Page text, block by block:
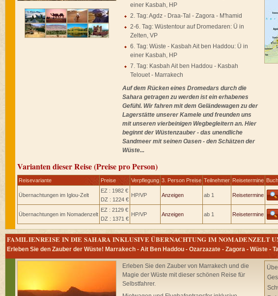
einer Kasbah, HP
2. Tag: Agdz - Draa-Tal - Zagora - M'hamid
2-6. Tag: Wüstentour auf Dromedaren: Ü in
Zelten, VP
6. Tag: Wüste - Kasbah Ait ben Haddou: Ü in
einer Kasbah, HP
7. Tag: Kasbah Ait ben Haddou - Kasbah
Telouet - Marrakech
Auf dem Rücken eines Dromedars durch die
Sahara getragen zu werden ist ein erhabenes
Gefühl. Wir fahren mit dem Geländewagen zu der
Lagerstätte unserer Kamele und freunden uns
mit unseren vierbeinigen Wegbegleitern an. Hier
beginnt der Wüstenzauber - das unendliche
Sandmeer mit seinen Oasen - den Schätzen der
Wüste...
Varianten dieser Reise (Preise pro Person)
Reisevariante Preise Verpflegung 3. Person Preise Teilnehmer Reisetermine
Übernachtungen im Iglou-Zelt
EZ : 1982 €
DZ : 1224 €
HP/VP Anzeigen ab 1 Reisetermine
Übernachtungen im Nomadenzelt
EZ : 2129 €
DZ : 1371 €
HP/VP Anzeigen ab 1 Reisetermine
FAMILIENREISE IN DIE SAHARA INKLUSIVE ÜBERNACHTUNG IM NOMADENZELT
Erleben Sie den Zauber der Wüste! Marrakech - Ait Ben Haddou - Ozarzazate - Zagora - Wüste -
Erleben Sie den Zauber von Marrakech und die
Magie der Wüste mit dieser schönen Reise für
Selbstfahrer.